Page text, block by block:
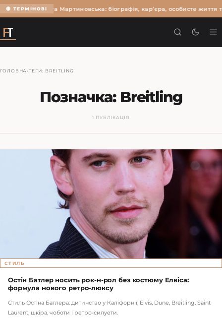
🔴 ТЕРМІНОВІОльга Мартиновська: біографія, кар’єра, особисте життя
ГОЛОВНА ›ТЕГИ: BREITLING
Позначка: Breitling
1 ПУБЛІКАЦІЯ
СТИЛЬ
Остін Батлер носить рок-н-рол без костюму Елвіса:
формула нового ретро-люксу
Стиль Остіна Батлера: дитинство у Каліфорнії, Elvis, Dune, Breitling, Saint
Laurent, шкіра, чоботи і ретро-силуети.